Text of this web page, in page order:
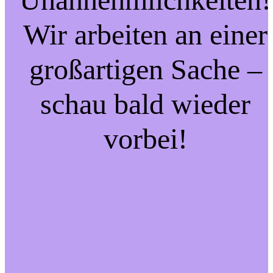
Wir arbeiten an einer
großartigen Sache –
schau bald wieder
vorbei!